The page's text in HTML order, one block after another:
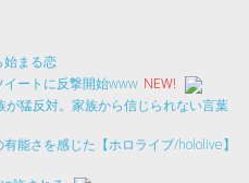
始まる恋
イートに反撃開始www NEW!
猛反対。家族から信じられない言葉
能さを感じた【ホロライブ/hololive】